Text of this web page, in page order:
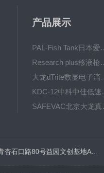
产品展示
PAL-Fish Tank
Research plus
大龙dTrite
KDC-